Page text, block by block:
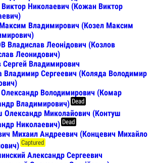
Николаевич (Кожан Виктор
Владимирович (Козел Максим
Владислав Леонідович (Козлов
Леонидович)
Сергей Владимирович
Владимир Сергеевич (Коляда Володимир
Володимирович (Комар
Владимирович) Dead
Олександр Миколайович (Контуш
Николаевич) Dead
Михаил Андреевич (Концевич Михайло
Captured
Александр Сергеевич